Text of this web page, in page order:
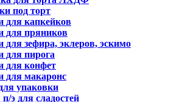
под торт
для капкейков
для пряников
для зефира, эклеров, эскимо
для пирога
для конфет
для макаронс
упаковки
э для сладостей